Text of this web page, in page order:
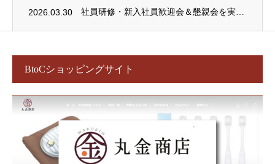
2026.03.30 社員研修・新入社員歓迎会＆懇親会を実施しました！
BtoCショッピングサイト